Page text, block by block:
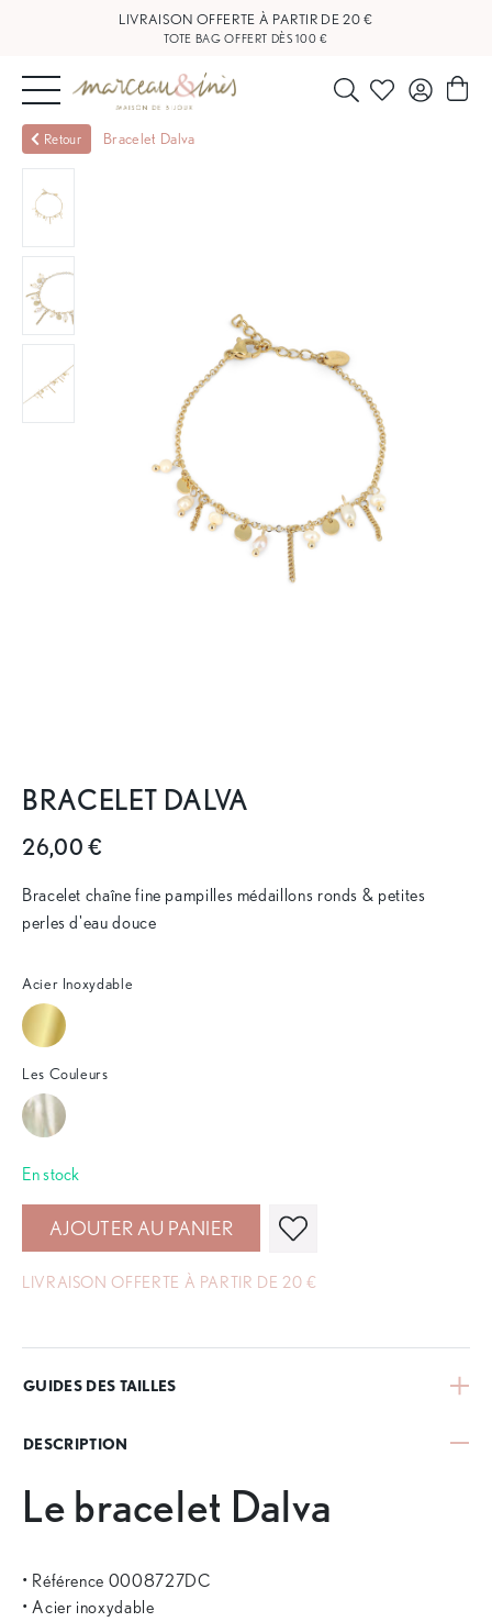
LIVRAISON OFFERTE À PARTIR DE 20 €
TOTE BAG OFFERT DÈS 100 €
NOUVEAUTÉS
OUTLET
BLOG
NOS
Retour Bracelet Dalva
BRACELET DALVA
26,00 €
Bracelet chaîne fine pampilles médaillons ronds & petites
perles d'eau douce
Acier Inoxydable
Les Couleurs
En stock
AJOUTER AU PANIER
LIVRAISON OFFERTE À PARTIR DE 20 €
GUIDES DES TAILLES
DESCRIPTION
Le bracelet Dalva
• Référence 0008727DC
• Acier inoxydable